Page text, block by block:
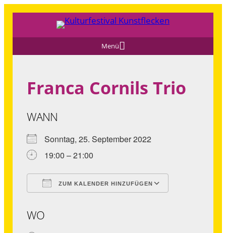
Menü
Franca Cornils Trio
WANN
Sonntag, 25. September 2022
19:00 – 21:00
ZUM KALENDER HINZUFÜGEN
WO